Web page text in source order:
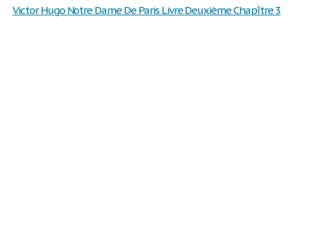
Victor Hugo Notre Dame De Paris Livre Deuxième Chapître 3